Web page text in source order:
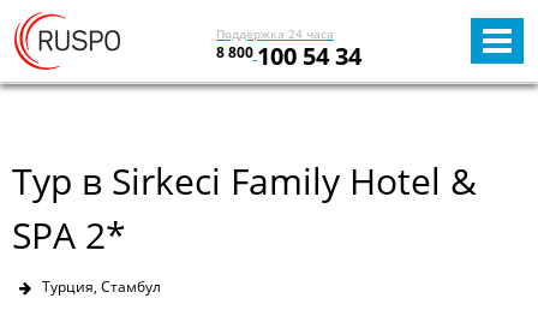
Поддержка 24 часа
8 800 100 54 34
Тур в Sirkeci Family Hotel &
SPA 2*
Турция, Стамбул